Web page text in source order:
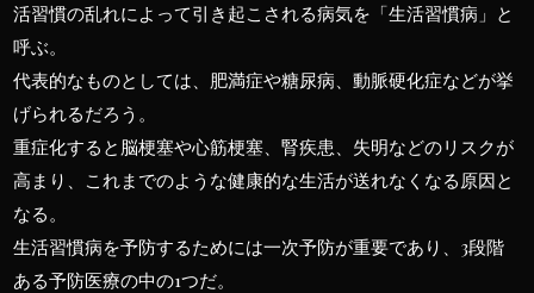
活習慣の乱れによって引き起こされる病気を「生活習慣病」と
呼ぶ。
代表的なものとしては、肥満症や糖尿病、動脈硬化症などが挙
げられるだろう。
重症化すると脳梗塞や心筋梗塞、腎疾患、失明などのリスクが
高まり、これまでのような健康的な生活が送れなくなる原因と
なる。
生活習慣病を予防するためには一次予防が重要であり、3段階
ある予防医療の中の1つだ。